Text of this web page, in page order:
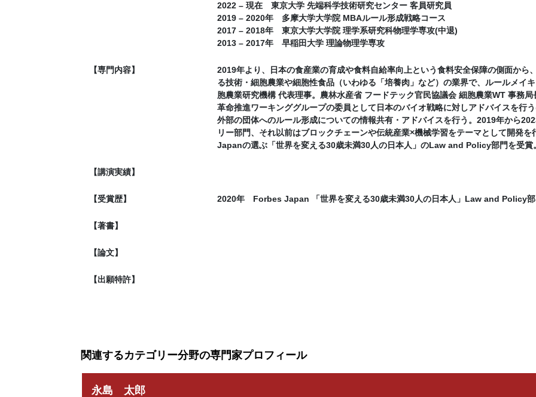
2022 – 現在 東京大学 先端科学技術研究センター 客員研究員
2019 – 2020年 多摩大学大学院 MBAルール形成戦略コース
2017 – 2018年 東京大学大学院 理学系研究科物理学専攻(中退)
2013 – 2017年 早稲田大学 理論物理学専攻
【専門内容】
2019年より、日本の食産業の育成や食料自給率向上という食料安全保障の側面から
る技術・細胞農業や細胞性食品（いわゆる「培養肉」など）の業界で、ルールメイ
胞農業研究機構 代表理事。農林水産省 フードテック官民協議会 細胞農業WT 事務
革命推進ワーキンググループの委員として日本のバイオ戦略に対しアドバイスを行
外部の団体へのルール形成についての情報共有・アドバイスを行う。2019年から
リー部門、それ以前はブロックチェーンや伝統産業×機械学習をテーマとして開発
Japanの選ぶ「世界を変える30歳未満30人の日本人」のLaw and Policy部門を受賞
【講演実績】
【受賞歴】 2020年 Forbes Japan 「世界を変える30歳未満30人の日本人」Law and Policy
【著書】
【論文】
【出願特許】
関連するカテゴリー分野の専門家プロフィール
永島 太郎